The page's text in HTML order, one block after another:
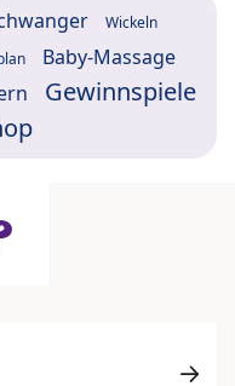
Wickeln
Baby-Massage
Gewinnspiele